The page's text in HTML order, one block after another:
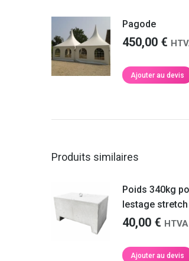
Pagode
450,00 €
Ajouter au devis
Produits similaires
Poids 340kg
lestage
40,00 € HTVA
Ajouter au devis